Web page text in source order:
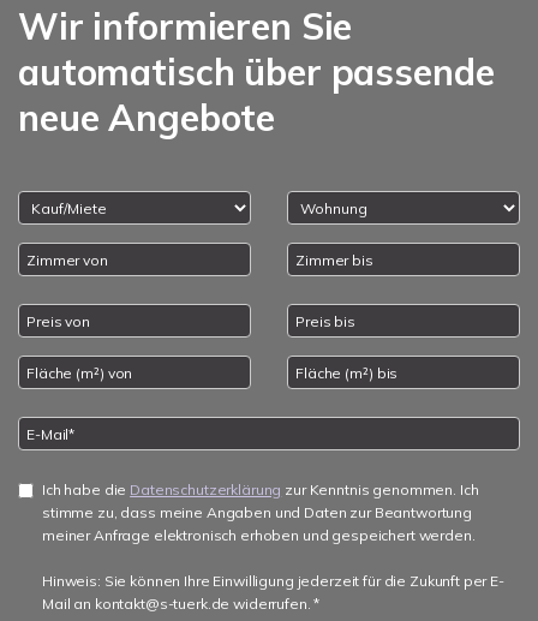
Wir informieren Sie
automatisch über passende
neue Angebote
Ich habe die Datenschutzerklärung zur Kenntnis genommen. Ich
stimme zu, dass meine Angaben und Daten zur Beantwortung
meiner Anfrage elektronisch erhoben und gespeichert werden.
Hinweis: Sie können Ihre Einwilligung jederzeit für die Zukunft per E-
Mail an kontakt@s-tuerk.de widerrufen. *